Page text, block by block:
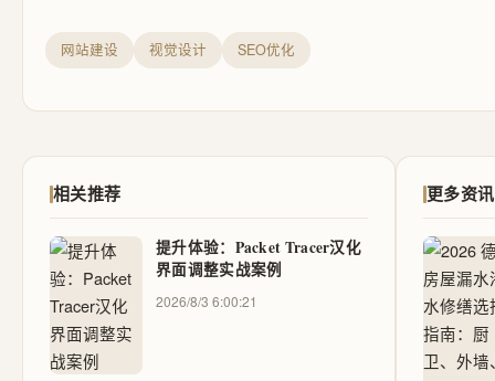
网站建设 视觉设计 SEO优化
相关推荐
提升体验：Packet Tracer汉化
界面调整实战案例
2026/8/3 6:00:21
更多资讯